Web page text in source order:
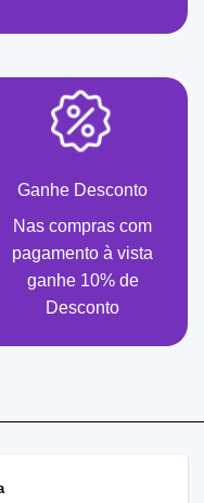
Ganhe Desconto
Nas compras com
pagamento à vista
ganhe 10% de
Desconto